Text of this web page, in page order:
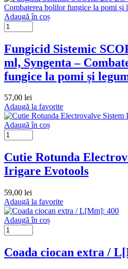
Adaugă în coș
Fungicid Sistemic
ml, Syngenta –
fungice la pomi și
57,00 lei
Adaugă la favorite
Adaugă în coș
Cutie Rotunda
Irigare Evotools
59,00 lei
Adaugă la favorite
Adaugă în coș
Coada ciocan extra /